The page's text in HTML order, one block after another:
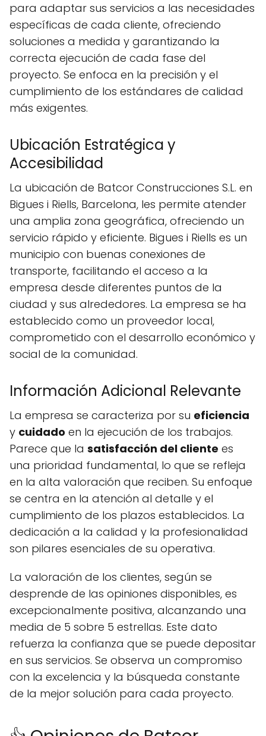
para adaptar sus servicios a las necesidades
específicas de cada cliente, ofreciendo
soluciones a medida y garantizando la
correcta ejecución de cada fase del
proyecto. Se enfoca en la precisión y el
cumplimiento de los estándares de calidad
más exigentes.
Ubicación Estratégica y
Accesibilidad
La ubicación de Batcor Construcciones S.L. en
Bigues i Riells, Barcelona, les permite atender
una amplia zona geográfica, ofreciendo un
servicio rápido y eficiente. Bigues i Riells es un
municipio con buenas conexiones de
transporte, facilitando el acceso a la
empresa desde diferentes puntos de la
ciudad y sus alrededores. La empresa se ha
establecido como un proveedor local,
comprometido con el desarrollo económico y
social de la comunidad.
Información Adicional Relevante
La empresa se caracteriza por su eficiencia
y cuidado en la ejecución de los trabajos.
Parece que la satisfacción del cliente es
una prioridad fundamental, lo que se refleja
en la alta valoración que reciben. Su enfoque
se centra en la atención al detalle y el
cumplimiento de los plazos establecidos. La
dedicación a la calidad y la profesionalidad
son pilares esenciales de su operativa.
La valoración de los clientes, según se
desprende de las opiniones disponibles, es
excepcionalmente positiva, alcanzando una
media de 5 sobre 5 estrellas. Este dato
refuerza la confianza que se puede depositar
en sus servicios. Se observa un compromiso
con la excelencia y la búsqueda constante
de la mejor solución para cada proyecto.